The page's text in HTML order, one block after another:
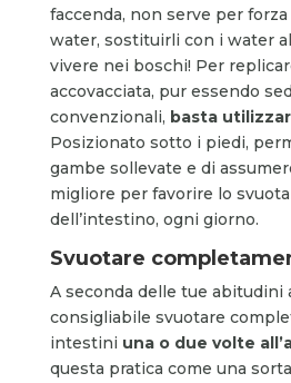
faccenda, non serve per
water, sostituirli con i water
vivere nei boschi! Per
accovacciata, pur essendo
convenzionali, basta
Posizionato sotto i piedi,
gambe sollevate e di
migliore per favorire lo
dell’intestino, ogni giorno.
Svuotare
A seconda delle tue abitudini
consigliabile svuotare
intestini una o due volte
questa pratica come una